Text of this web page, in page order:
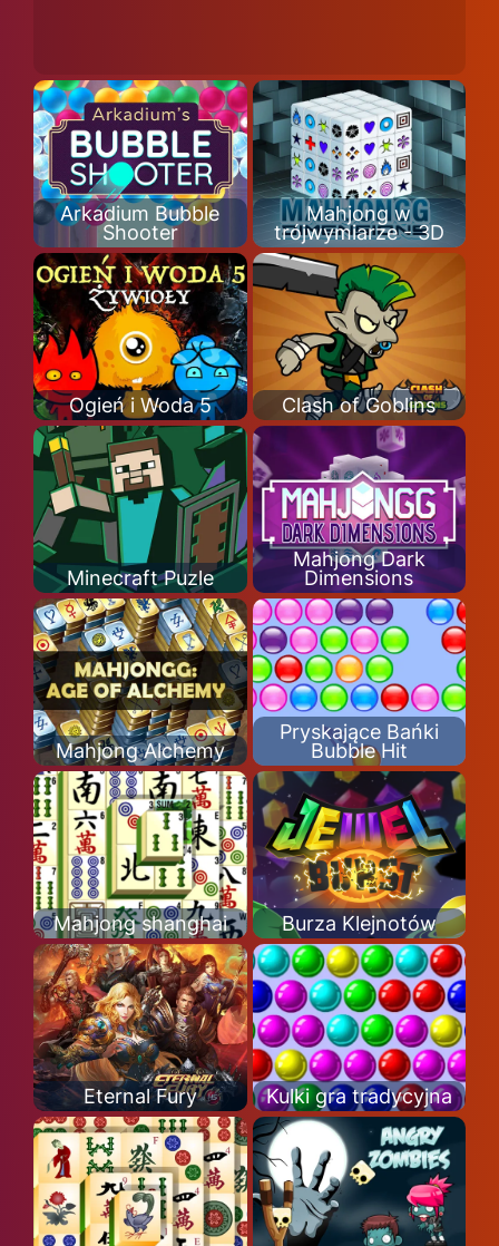
Arkadium Bubble
Shooter
Mahjong w
trójwymiarze - 3D
Ogień i Woda 5 Clash of Goblins
Minecraft Puzle
Mahjong Dark
Dimensions
Mahjong Alchemy
Pryskające Bańki
Bubble Hit
Mahjong shanghai Burza Klejnotów
Eternal Fury Kulki gra tradycyjna